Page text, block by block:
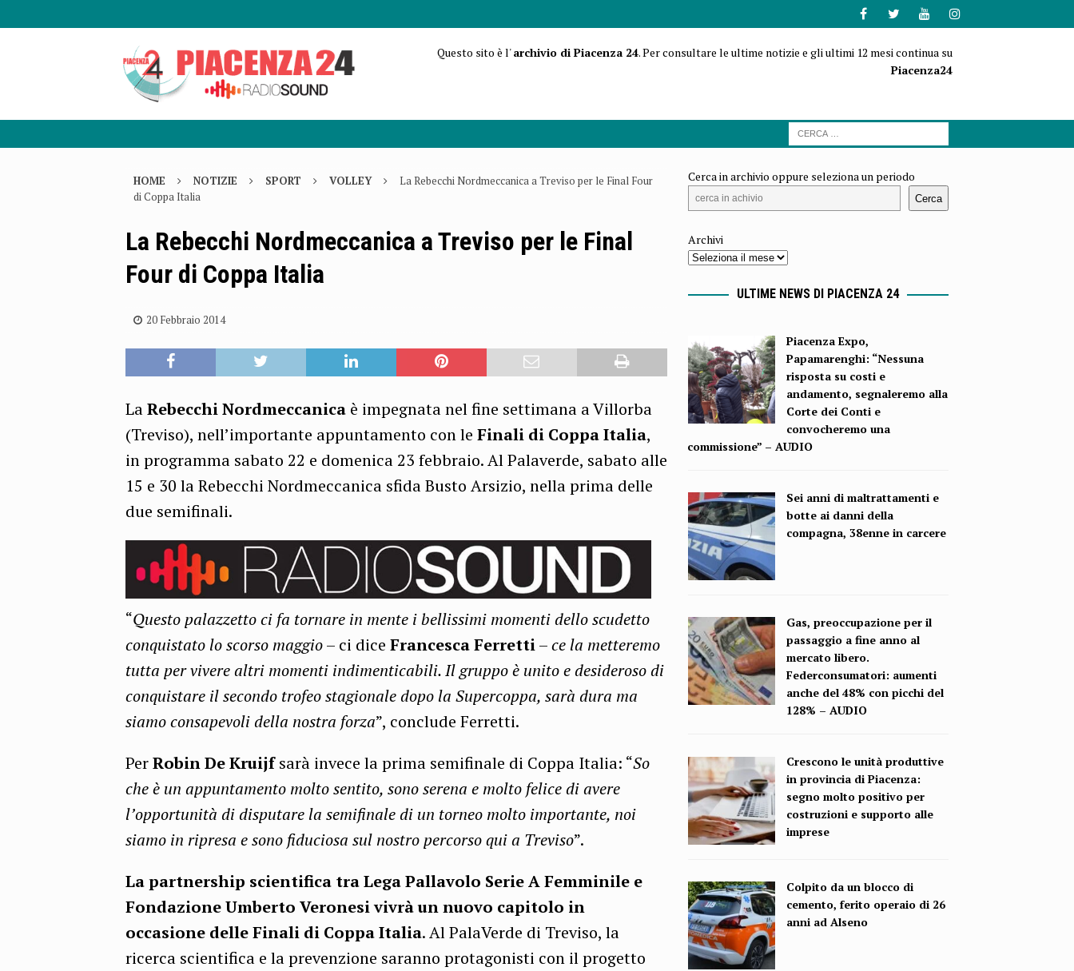
Questo sito è l'archivio di Piacenza 24. Per consultare le ultime notizie e gli ultimi 12 mesi continua su
Piacenza24
HOME NOTIZIE SPORT VOLLEY
La Rebecchi Nordmeccanica a Treviso per le Final Four
di Coppa Italia
La Rebecchi Nordmeccanica a Treviso per le Final
Four di Coppa Italia
20 Febbraio 2014
LaRebecchi Nordmeccanica è impegnata nel fine settimana a Villorba
(Treviso), nell’importante appuntamento con le Finali di Coppa Italia,
in programma sabato 22 e domenica 23 febbraio. Al Palaverde, sabato alle
15 e 30 la Rebecchi Nordmeccanica sfida Busto Arsizio, nella prima delle
due semifinali.
“Questo palazzetto ci fa tornare in mente i bellissimi momenti dello scudetto
conquistato lo scorso maggio– ci dice Francesca Ferretti–ce la metteremo
tutta per vivere altri momenti indimenticabili. Il gruppo è unito e desideroso di
conquistare il secondo trofeo stagionale dopo la Supercoppa, sarà dura ma
siamo consapevoli della nostra forza”, conclude Ferretti.
PerRobin De Kruijfsarà invece la prima semifinale di Coppa Italia: “So
che è un appuntamento molto sentito, sono serena e molto felice di avere
l’opportunità di disputare la semifinale di un torneo molto importante, noi
siamo in ripresa e sono fiduciosa sul nostro percorso qui a Treviso”.
La partnership scientifica tra Lega Pallavolo Serie A Femminile e
Fondazione Umberto Veronesi vivrà un nuovo capitolo in
occasione delle Finali di Coppa Italia. Al PalaVerde di Treviso, la
ricerca scientifica e la prevenzione saranno protagonisti con il progetto
Cerca in archivio oppure seleziona un periodo
Cerca
Archivi
ULTIME NEWS DI PIACENZA 24
Piacenza Expo,
Papamarenghi: “Nessuna
risposta su costi e
andamento, segnaleremo alla
Corte dei Conti e
convocheremo una
commissione” – AUDIO
Sei anni di maltrattamenti e
botte ai danni della
compagna, 38enne in carcere
Gas, preoccupazione per il
passaggio a fine anno al
mercato libero.
Federconsumatori: aumenti
anche del 48% con picchi del
128% – AUDIO
Crescono le unità produttive
in provincia di Piacenza:
segno molto positivo per
costruzioni e supporto alle
imprese
Colpito da un blocco di
cemento, ferito operaio di 26
anni ad Alseno